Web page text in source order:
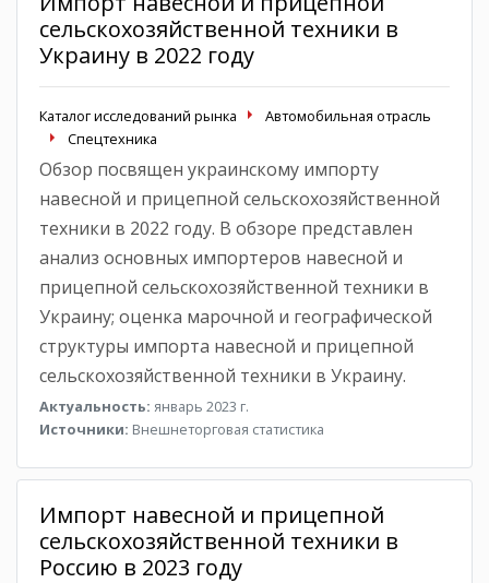
сельскохозяйственной техники в
Украину в 2022 году
Каталог исследований рынка
Автомобильная отрасль
Спецтехника
Обзор посвящен украинскому импорту
навесной и прицепной сельскохозяйственной
техники в 2022 году. В обзоре представлен
анализ основных импортеров навесной и
прицепной сельскохозяйственной техники в
Украину; оценка марочной и географической
структуры импорта навесной и прицепной
сельскохозяйственной техники в Украину.
Актуальность: январь 2023 г.
Источники: Внешнеторговая статистика
Импорт навесной и прицепной
сельскохозяйственной техники в
Россию в 2023 году